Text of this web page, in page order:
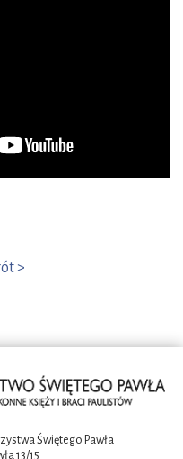
>
Świętego Pawła
13/15